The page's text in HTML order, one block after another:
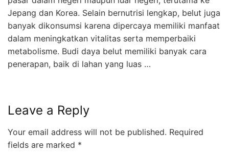
Jepang dan Korea. Selain bernutrisi lengkap, belut juga
banyak dikonsumsi karena dipercaya memiliki manfaat
dalam meningkatkan vitalitas serta memperbaiki
metabolisme. Budi daya belut memiliki banyak cara
penerapan, baik di lahan yang luas …
Leave a Reply
Your email address will not be published. Required
fields are marked *